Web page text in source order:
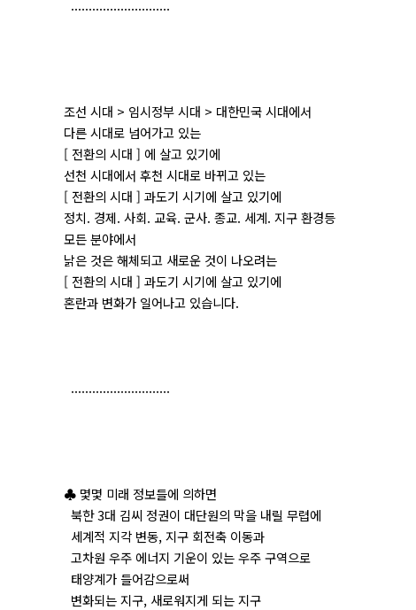
............................
조선 시대 > 임시정부 시대 > 대한민국 시대에서
다른 시대로 넘어가고 있는
[ 전환의 시대 ] 에 살고 있기에
선천 시대에서 후천 시대로 바뀌고 있는
[ 전환의 시대 ] 과도기 시기에 살고 있기에
정치. 경제. 사회. 교육. 군사. 종교. 세계. 지구 환경등
모든 분야에서
낡은 것은 해체되고 새로운 것이 나오려는
[ 전환의 시대 ] 과도기 시기에 살고 있기에
혼란과 변화가 일어나고 있습니다.
............................
♣ 몇몇 미래 정보들에 의하면
북한 3대 김씨 정권이 대단원의 막을 내릴 무렵에
세계적 지각 변동, 지구 회전축 이동과
고차원 우주 에너지 기운이 있는 우주 구역으로
태양계가 들어감으로써
변화되는 지구, 새로워지게 되는 지구